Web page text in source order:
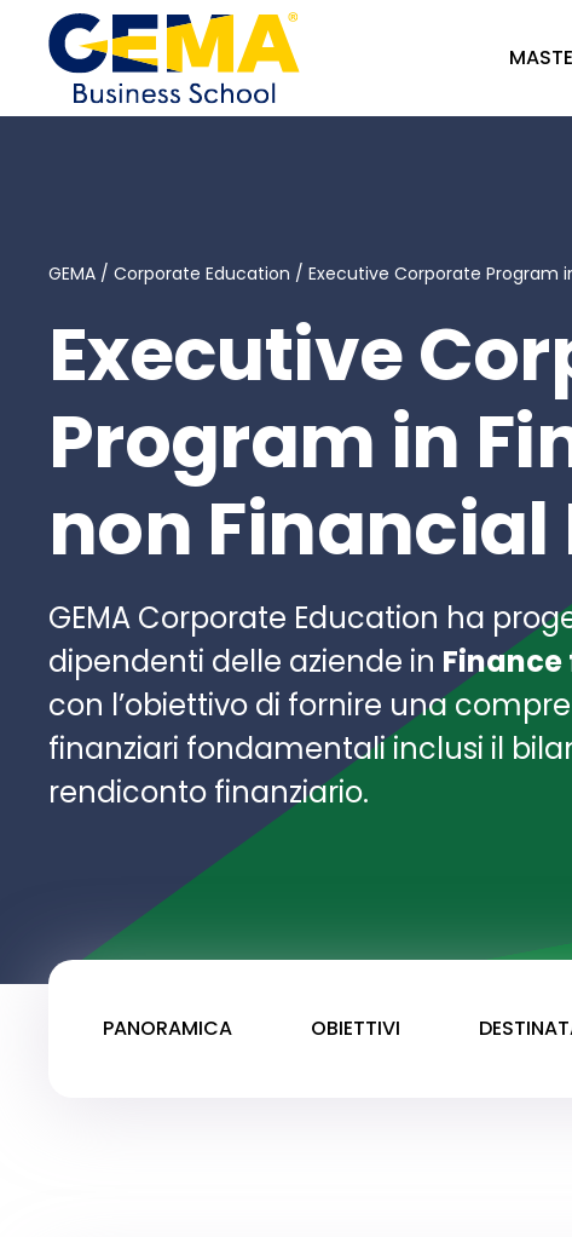
GEMA / Corporate Education / Executive Corporate Program
Executive
Program in
non
GEMA Corporate Education ha
dipendenti delle aziende in
con l’obiettivo di fornire una
finanziari fondamentali inclusi il
rendiconto finanziario.
PANORAMICA OBIETTIVI